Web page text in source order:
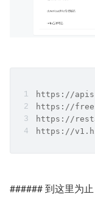
https://
https://free-
https://
https://
###### 到这里为